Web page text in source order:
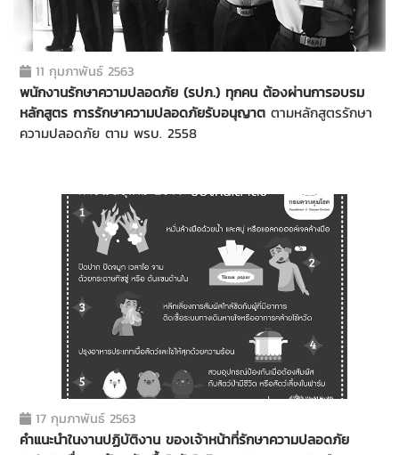
11 กุมภาพันธ์ 2563
พนักงานรักษาความปลอดภัย (รปภ.) ทุกคน ต้องผ่านการอบรม
หลักสูตร การรักษาความปลอดภัยรับอนุญาต ตามหลักสูตรรักษา
ความปลอดภัย ตาม พรบ. 2558
17 กุมภาพันธ์ 2563
คำแนะนำในงานปฏิบัติงาน ของเจ้าหน้าที่รักษาความปลอดภัย